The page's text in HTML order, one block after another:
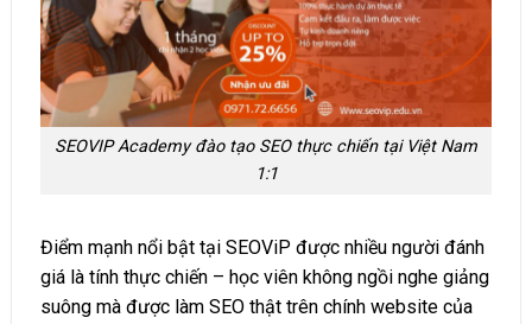
SEOVIP Academy đào tạo SEO thực chiến tại Việt Nam
1:1
Điểm mạnh nổi bật tại SEOViP được nhiều người đánh
giá là tính thực chiến – học viên không ngồi nghe giảng
suông mà được làm SEO thật trên chính website của